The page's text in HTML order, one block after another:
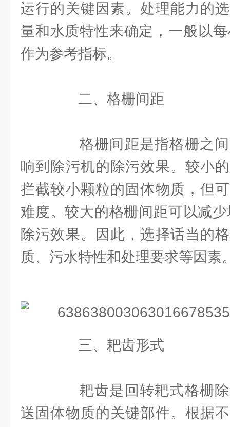
运行的关键因素。处理能力的
量和水质特性来确定，一般以
作为参考指标。
二、格栅间距
格栅间距是指格栅之间
响到除污机的除污效果。较小
拦截较小颗粒的固体物质，但
难度。较大的格栅间距可以减
除污效果。因此，选择话当的
质、污水特性和处理要求等因素
三、耙齿形式
耙齿是回转耙式格栅除
送固体物质的关键部件。根据